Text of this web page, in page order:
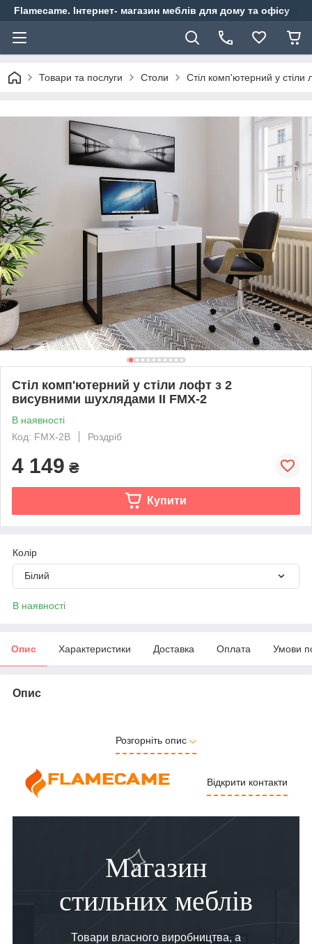
Flamecame. Інтернет- магазин меблів для дому та офісу
Товари та послуги Столи Стіл комп'ютерний у
Стіл комп'ютерний у стіли лофт з 2
висувними шухлядами II FMX-2
В наявності
Код: FMX-2B
Роздріб
4 149 ₴
Купити
Колір
Білий
В наявності
Опис Характеристики Доставка Оплата Умови
Опис
Розгорніть опис
Відкрити контакти
Магазин
стильних меблів
Товари власного виробництва, а